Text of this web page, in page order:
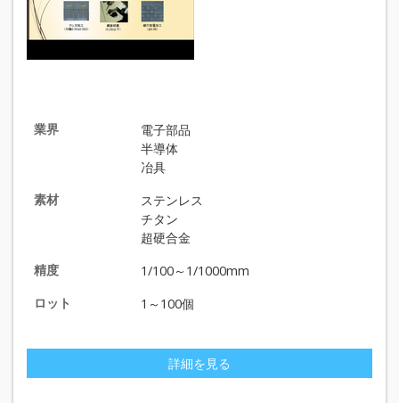
業界
電子部品
半導体
冶具
素材
ステンレス
チタン
超硬合金
精度
1/100～1/1000mm
ロット
1～100個
詳細を見る